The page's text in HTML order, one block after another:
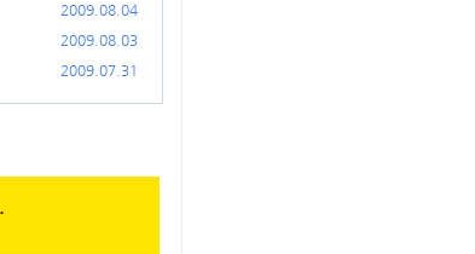
2009.08.04
2009.08.03
2009.07.31